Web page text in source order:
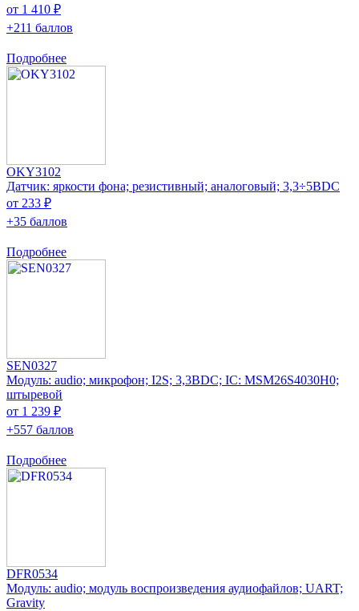
от 1 410 ₽
+211 баллов
Подробнее
OKY3102
Датчик: яркости фона; резистивный; аналоговый; 3,3÷5ВDC
от 233 ₽
+35 баллов
Подробнее
SEN0327
Модуль: audio; микрофон; I2S; 3,3ВDC; IC: MSM26S4030H0;
штыревой
от 1 239 ₽
+557 баллов
Подробнее
DFR0534
Модуль: audio; модуль воспроизведения аудиофайлов; UART;
Gravity